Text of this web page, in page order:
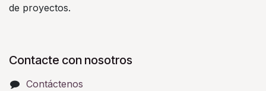
de proyectos.
Contacte con nosotros
Contáctenos